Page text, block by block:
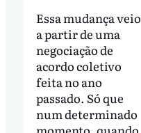
Essa mudança veio
a partir de uma
negociação de
acordo coletivo
feita no ano
passado. Só que
num determinado